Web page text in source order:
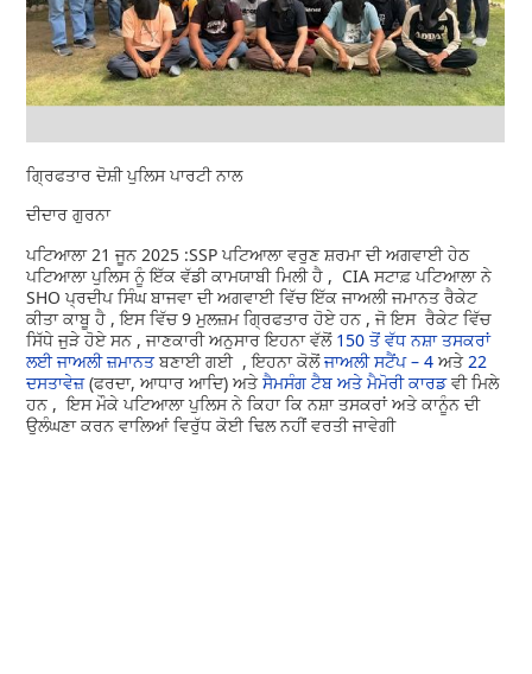
ਗ੍ਰਿਫਤਾਰ ਦੋਸ਼ੀ ਪੁਲਿਸ ਪਾਰਟੀ ਨਾਲ
ਦੀਦਾਰ ਗੁਰਨਾ
ਪਟਿਆਲਾ 21 ਜੂਨ 2025 :SSP ਪਟਿਆਲਾ ਵਰੁਣ ਸ਼ਰਮਾ ਦੀ ਅਗਵਾਈ ਹੇਠ
ਪਟਿਆਲਾ ਪੁਲਿਸ ਨੂੰ ਇੱਕ ਵੱਡੀ ਕਾਮਯਾਬੀ ਮਿਲੀ ਹੈ , CIA ਸਟਾਫ਼ ਪਟਿਆਲਾ ਨੇ
SHO ਪ੍ਰਦੀਪ ਸਿੰਘ ਬਾਜਵਾ ਦੀ ਅਗਵਾਈ ਵਿੱਚ ਇੱਕ ਜਾਅਲੀ ਜਮਾਨਤ ਰੈਕੇਟ
ਕੀਤਾ ਕਾਬੂ ਹੈ , ਇਸ ਵਿੱਚ 9 ਮੁਲਜ਼ਮ ਗ੍ਰਿਫਤਾਰ ਹੋਏ ਹਨ , ਜੋ ਇਸ ਰੈਕੇਟ ਵਿੱਚ
ਸਿੱਧੇ ਜੁੜੇ ਹੋਏ ਸਨ , ਜਾਣਕਾਰੀ ਅਨੁਸਾਰ ਇਹਨਾ ਵੱਲੋਂ 150 ਤੋਂ ਵੱਧ ਨਸ਼ਾ ਤਸਕਰਾਂ
ਲਈ ਜਾਅਲੀ ਜ਼ਮਾਨਤਬਣਾਈ ਗਈ , ਇਹਨਾ ਕੋਲੋਂਜਾਅਲੀ ਸਟੈਂਪ – 4 ਅਤੇ 22
ਦਸਤਾਵੇਜ਼(ਫਰਦਾ, ਆਧਾਰ ਆਦਿ) ਅਤੇਸੈਮਸੰਗ ਟੈਬ ਅਤੇ ਮੈਮੋਰੀ ਕਾਰਡਵੀ ਮਿਲੇ
ਹਨ , ਇਸ ਮੌਕੇ ਪਟਿਆਲਾ ਪੁਲਿਸ ਨੇ ਕਿਹਾ ਕਿ ਨਸ਼ਾ ਤਸਕਰਾਂ ਅਤੇ ਕਾਨੂੰਨ ਦੀ
ਉਲੰਘਣਾ ਕਰਨ ਵਾਲਿਆਂ ਵਿਰੁੱਧ ਕੋਈ ਢਿਲ ਨਹੀਂ ਵਰਤੀ ਜਾਵੇਗੀ